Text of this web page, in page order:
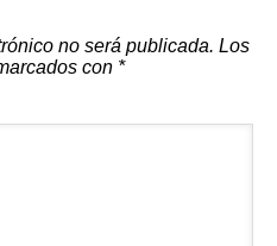
no será publicada. Los
con *